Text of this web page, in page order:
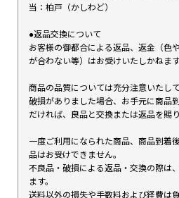
当：柏戸（かしわど）
●返品交換について
お客様の御都合による返品、返金（色
が合わない等）はお受けいたしかねま
商品の品質については充分注意いたし
破損がありました場合、お手元に商品
だければ、良品と交換または返品を賜り
一度ご利用になられた商品、商品到着
品はお受けできません。
不良品・破損による返品・交換の際は
ます。
送料以外の損失や手数料および経費は